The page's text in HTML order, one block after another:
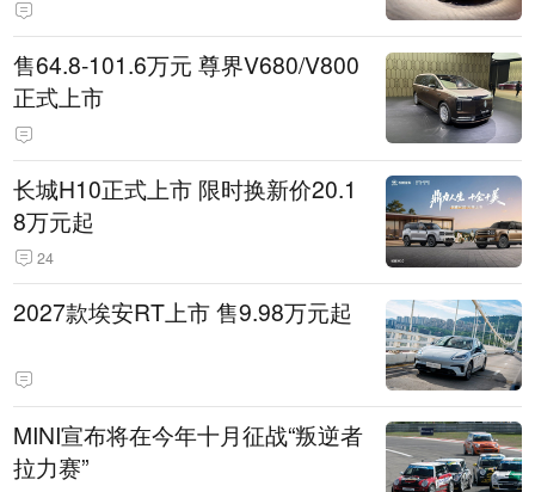
售64.8-101.6万元 尊界V680/V800
正式上市
长城H10正式上市 限时换新价20.1
8万元起
24
2027款埃安RT上市 售9.98万元起
MINI宣布将在今年十月征战“叛逆者
拉力赛”